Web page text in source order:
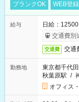
ブランクOK
WEB登
給与
日給：
交通費別
交通費 交通
勤務地
東京都千代
秋葉原駅 /
オフィス